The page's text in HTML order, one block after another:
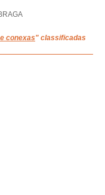
conexas" classificadas